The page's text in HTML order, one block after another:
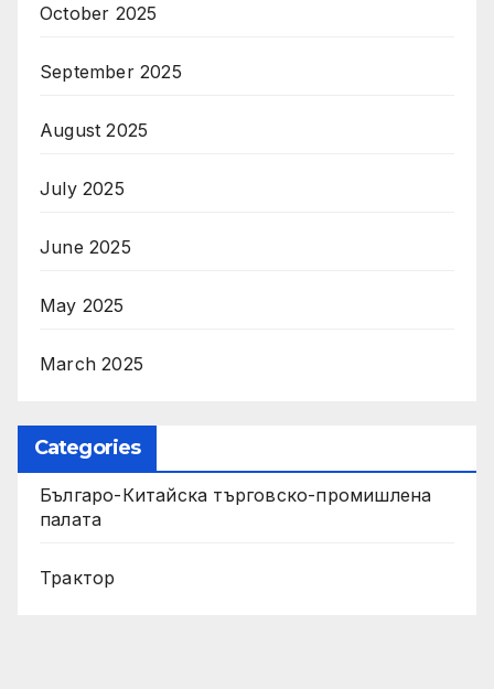
October 2025
September 2025
August 2025
July 2025
June 2025
May 2025
March 2025
Categories
Българо-Китайска търговско-промишлена
палата
Трактор